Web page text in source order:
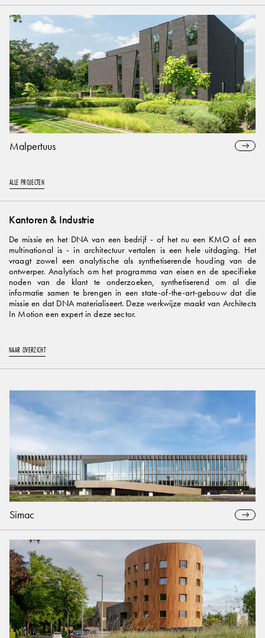
Malpertuus
ALLE PROJECTEN
Kantoren & Industrie
De missie en het DNA van een bedrijf - of het nu een KMO of een
multinational is - in architectuur vertalen is een hele uitdaging. Het
vraagt zowel een analytische als synthetiserende houding van de
ontwerper. Analytisch om het programma van eisen en de specifieke
noden van de klant te onderzoeken, synthetiserend om al die
informatie samen te brengen in een state-of-the-art-gebouw dat die
missie en dat DNA materialiseert. Deze werkwijze maakt van Architects
In Motion een expert in deze sector.
NAAR OVERZICHT
Simac